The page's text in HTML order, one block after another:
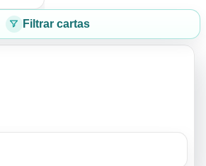
Filtrar cartas